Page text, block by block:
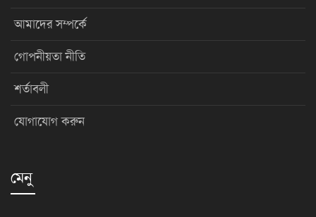
আমাদের সম্পর্কে
গোপনীয়তা নীতি
শর্তাবলী
যোগাযোগ করুন
মেনু